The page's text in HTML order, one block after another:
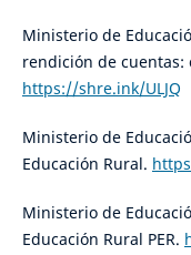
Ministerio de
rendición de cuentas:
https://shre.ink/ULJQ
Ministerio de
Educación Rural.
Ministerio de
Educación Rural PER.